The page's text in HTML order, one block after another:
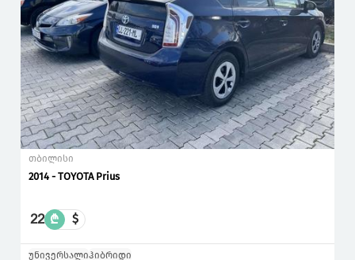
თბილისი
2014 - TOYOTA Prius
22 ₾ $
უნივერსალიჰიბრიდი